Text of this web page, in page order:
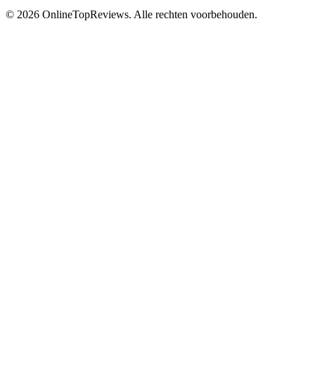
© 2026 OnlineTopReviews. Alle rechten voorbehouden.